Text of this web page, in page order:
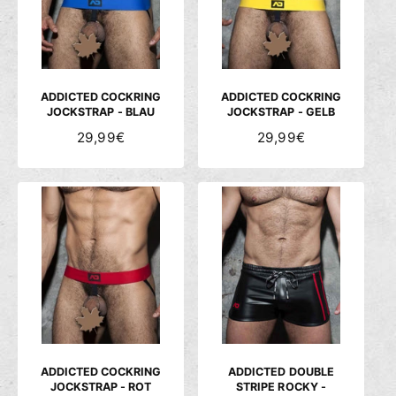
P
R
E
S
P
R
E
S
ADDICTED COCKRING
JOCKSTRAP - BLAU
N
M
A
L
E
R
P
R
E
S
29,99€
ADDICTED COCKRING
JOCKSTRAP - GELB
N
M
A
L
E
R
P
E
S
29,99€
ADDICTED COCKRING
JOCKSTRAP - ROT
ADDICTED DOUBLE
STRIPE ROCKY -